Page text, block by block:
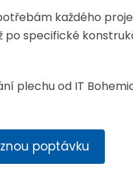
každého
specifické
plechu od IT
poptávku